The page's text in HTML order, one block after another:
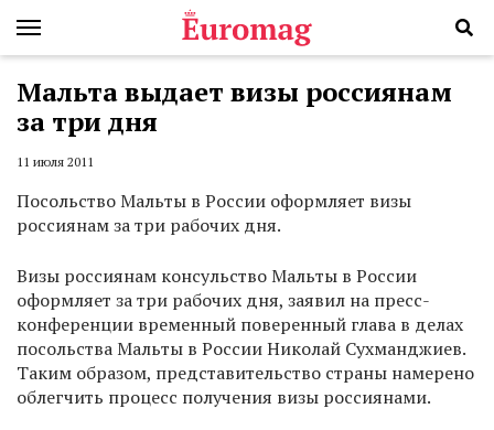
Мальта выдает визы россиянам
за три дня
11 июля 2011
Посольство Мальты в России оформляет визы
россиянам за три рабочих дня.
Визы россиянам консульство Мальты в России
оформляет за три рабочих дня, заявил на пресс-
конференции временный поверенный глава в делах
посольства Мальты в России Николай Сухманджиев.
Таким образом, представительство страны намерено
облегчить процесс получения визы россиянами.